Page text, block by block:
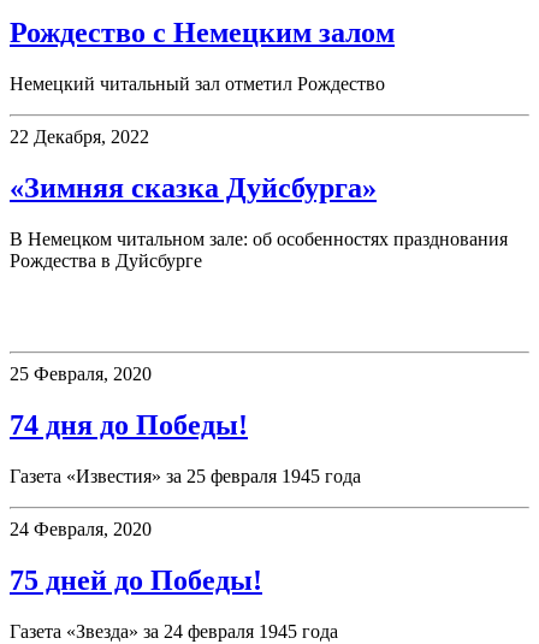
Рождество с Немецким залом
Немецкий читальный зал отметил Рождество
22 Декабря, 2022
«Зимняя сказка Дуйсбурга»
В Немецком читальном зале: об особенностях празднования
Рождества в Дуйсбурге
25 Февраля, 2020
74 дня до Победы!
Газета «Известия» за 25 февраля 1945 года
24 Февраля, 2020
75 дней до Победы!
Газета «Звезда» за 24 февраля 1945 года